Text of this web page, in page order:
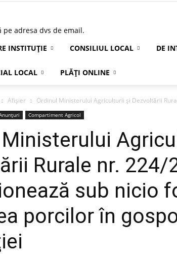
adresa dvs de email.
INSTITUȚIE CONSILIUL LOCAL DE
LOCAL PLĂȚI ONLINE
Afișier Ordinul Ministerului Agriculturii şi Dezvoltării
Compartiment Agricol
Rurale nr. 224/
sub nicio
porcilor în